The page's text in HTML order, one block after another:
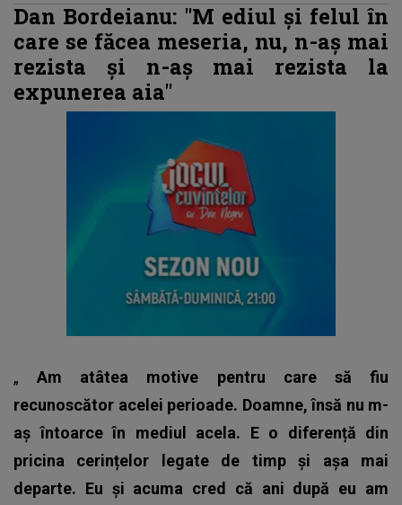
Dan Bordeianu: "M ediul și felul în
care se făcea meseria, nu, n-aș mai
rezista și n-aș mai rezista la
expunerea aia"
„Am atâtea motive pentru care să fiu
recunoscător acelei perioade. Doamne, însă nu m-
aș întoarce în mediul acela. E o diferență din
pricina cerințelor legate de timp și așa mai
departe. Eu și acuma cred că ani după eu am